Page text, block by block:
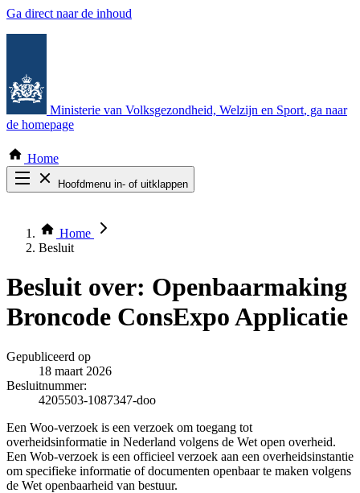
Ga direct naar de inhoud
Ministerie van Volksgezondheid, Welzijn en Sport, ga naar
de homepage
Home
Hoofdmenu in- of uitklappen
Thema COVID-19
Bekijk per bestuursorgaan
Home
Besluit
Besluit over: Openbaarmaking
Broncode ConsExpo Applicatie
Gepubliceerd op
18 maart 2026
Besluitnummer:
4205503-1087347-doo
Een Woo-verzoek is een verzoek om toegang tot
overheidsinformatie in Nederland volgens de Wet open overheid.
Een Wob-verzoek is een officieel verzoek aan een overheidsinstantie
om specifieke informatie of documenten openbaar te maken volgens
de Wet openbaarheid van bestuur.